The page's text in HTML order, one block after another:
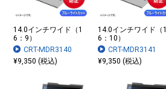
14.0インチワイド（1
6：9）
CRT-MDR3140
¥9,350 (税込)
14.0インチワイド（1
6：10）
CRT-MDR3141
¥9,350 (税込)